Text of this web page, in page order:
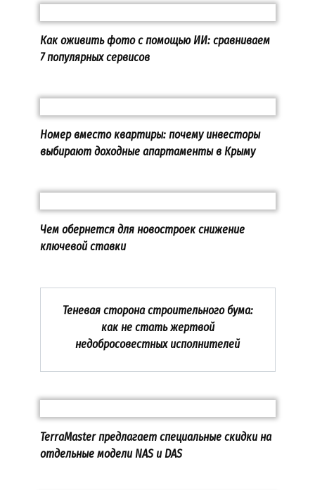
Как оживить фото с помощью ИИ: сравниваем
7 популярных сервисов
Номер вместо квартиры: почему инвесторы
выбирают доходные апартаменты в Крыму
Чем обернется для новостроек снижение
ключевой ставки
Теневая сторона строительного бума:
как не стать жертвой
недобросовестных исполнителей
TerraMaster предлагает специальные скидки на
отдельные модели NAS и DAS